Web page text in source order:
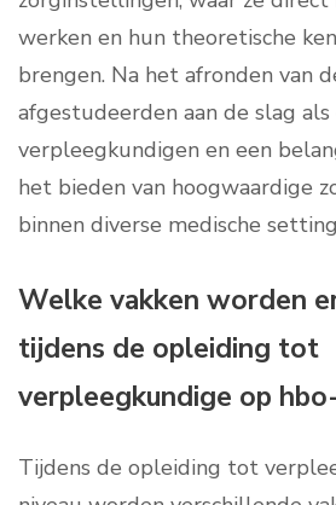
werken en hun theoretische
brengen. Na het afronden van
afgestudeerden aan de slag
verpleegkundigen en een
het bieden van hoogwaardige
binnen diverse medische
Welke vakken worden
tijdens de opleiding tot
verpleegkundige op
Tijdens de opleiding tot